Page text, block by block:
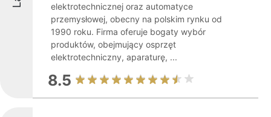
elektrotechnicznej oraz automatyce
przemysłowej, obecny na polskim rynku od
1990 roku. Firma oferuje bogaty wybór
produktów, obejmujący osprzęt
elektrotechniczny, aparaturę, ...
8.5